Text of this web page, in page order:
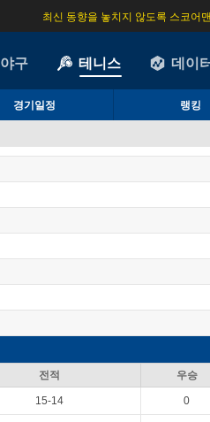
최신 동향을 놓치지 않도록 스코어
야구 테니스 데이
경기일정 랭킹
전적 우승
15-14
0